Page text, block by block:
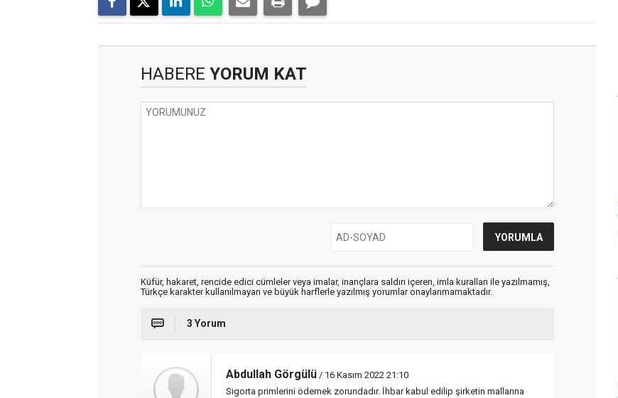
HABERE YORUM KAT
Küfür, hakaret, rencide edici cümleler veya imalar, inançlara saldırı içeren, imla kuralları ile yazılmamış,
Türkçe karakter kullanılmayan ve büyük harflerle yazılmış yorumlar onaylanmamaktadır.
3 Yorum
Abdullah Görgülü / 16 Kasım 2022 21:10
Sigorta primlerini ödemek zorundadır. İhbar kabul edilip şirketin mallarına